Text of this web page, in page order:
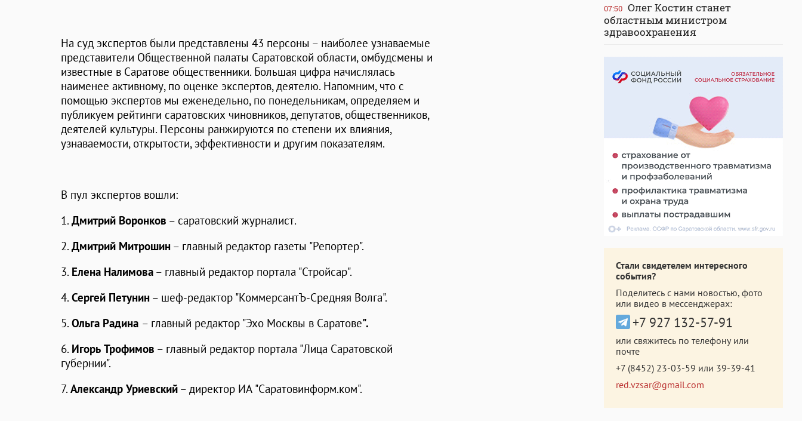
На суд экспертов были представлены 43 персоны – наиболее узнаваемые
представители Общественной палаты Саратовской области, омбудсмены и
известные в Саратове общественники. Большая цифра начислялась
наименее активному, по оценке экспертов, деятелю. Напомним, что с
помощью экспертов мы еженедельно, по понедельникам, определяем и
публикуем рейтинги саратовских чиновников, депутатов, общественников,
деятелей культуры. Персоны ранжируются по степени их влияния,
узнаваемости, открытости, эффективности и другим показателям.
В пул экспертов вошли:
1. Дмитрий Воронков – саратовский журналист.
2. Дмитрий Митрошин – главный редактор газеты "Репортер".
3. Елена Налимова – главный редактор портала "Стройсар".
4. Сергей Петунин – шеф-редактор "КоммерсантЪ-Средняя Волга".
5. Ольга Радина – главный редактор "Эхо Москвы в Саратове".
6. Игорь Трофимов – главный редактор портала "Лица Саратовской
губернии".
7. Александр Уриевский – директор ИА "Саратовинформ.ком".
07:50 Олег Костин станет
областным министром
здравоохранения
Стали свидетелем интересного
события?
Поделитесь с нами новостью, фото
или видео в мессенджерах:
+7 927 132-57-91
или свяжитесь по телефону или
почте
+7 (8452) 23-03-59 или 39-39-41
red.vzsar@gmail.com